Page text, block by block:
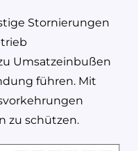
Stornierungen
Umsatzeinbußen
führen. Mit
zu schützen.